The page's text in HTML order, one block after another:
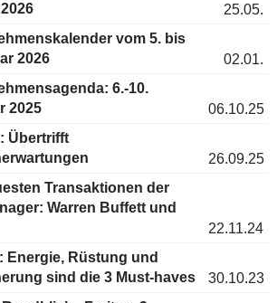
25.05.
vom 5. bis
2026
02.01.
6.-10.
2025
06.10.25
Übertrifft
26.09.25
Transaktionen der
Warren Buffett und
22.11.24
Energie, Rüstung und
sind die 3 Must-haves
30.10.23